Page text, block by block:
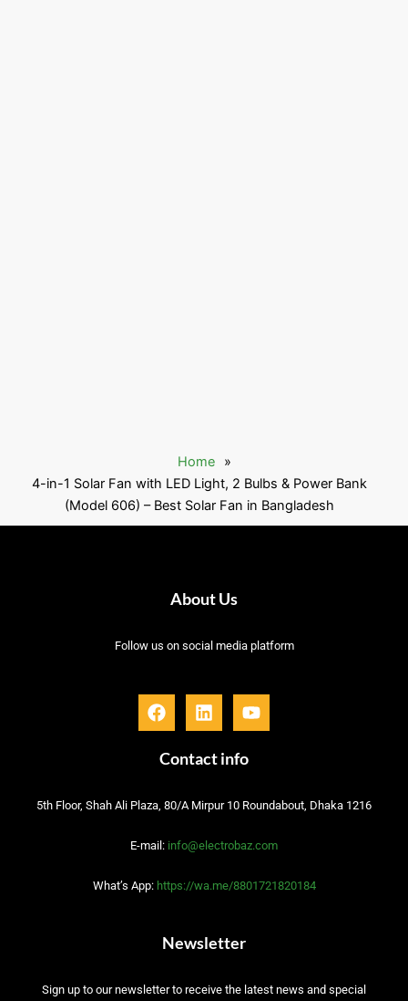
Home
»
4-in-1 Solar Fan with LED Light, 2 Bulbs & Power Bank
(Model 606) – Best Solar Fan in Bangladesh
About Us
Follow us on social media platform
F
a
e
o
L
i
k
i
Y
o
e
Contact info
5th Floor, Shah Ali Plaza, 80/A Mirpur 10 Roundabout, Dhaka 1216
E-mail: info@electrobaz.com
What’s App: https://wa.me/8801721820184
Newsletter
Sign up to our newsletter to receive the latest news and special